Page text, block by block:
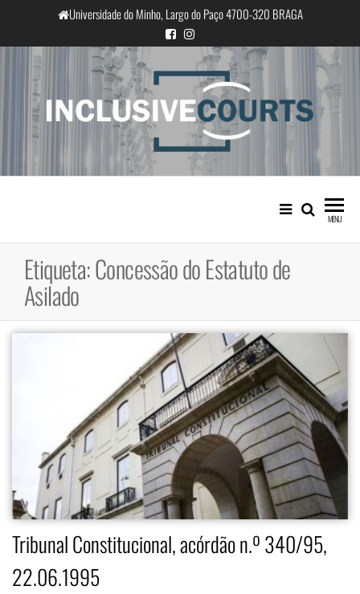
o
conteúdo
Universidade do Minho, Largo do Paço 4700-320 BRAGA
InclusiveCourts
Igualdade e diferença cultural na
prática judicial portuguesa
MENU
Etiqueta:Concessão do Estatuto de
Asilado
Tribunal Constitucional, acórdão n.º 340/95,
22.06.1995